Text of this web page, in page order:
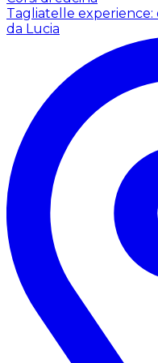
Tagliatelle
da Lucia